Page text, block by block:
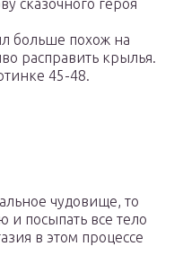
сказочного героя
больше похож на
расправить крылья.
45-48.
чудовище, то
и посыпать все тело
в этом процессе